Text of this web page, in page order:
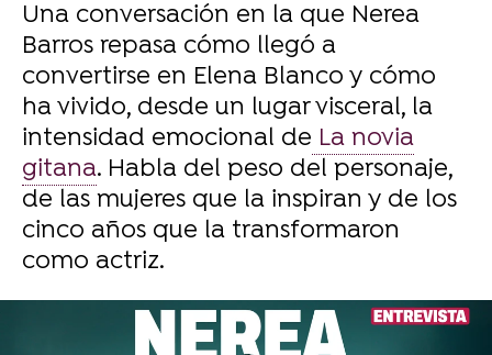
Una conversación en la que Nerea
Barros repasa cómo llegó a
convertirse en Elena Blanco y cómo
ha vivido, desde un lugar visceral, la
intensidad emocional de La novia
gitana. Habla del peso del personaje,
de las mujeres que la inspiran y de los
cinco años que la transformaron
como actriz.